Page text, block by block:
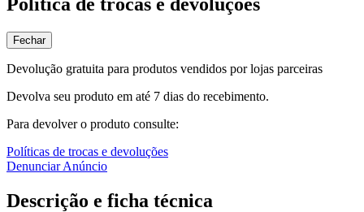
Fechar
Devolução gratuita para produtos vendidos por lojas parceiras
Devolva seu produto em até 7 dias do recebimento.
Para devolver o produto consulte:
Políticas de trocas e devoluções
Denunciar Anúncio
Descrição e ficha técnica